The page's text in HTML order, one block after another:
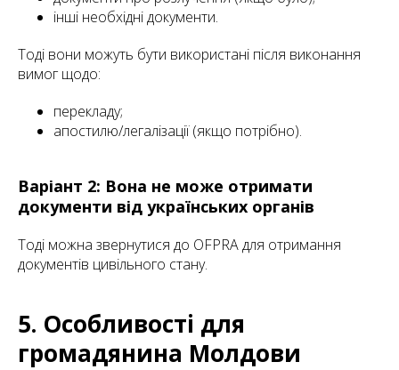
інші необхідні документи.
Тоді вони можуть бути використані після виконання
вимог щодо:
перекладу;
апостилю/легалізації (якщо потрібно).
Варіант 2: Вона не може отримати
документи від українських органів
Тоді можна звернутися до OFPRA для отримання
документів цивільного стану.
5. Особливості для
громадянина Молдови